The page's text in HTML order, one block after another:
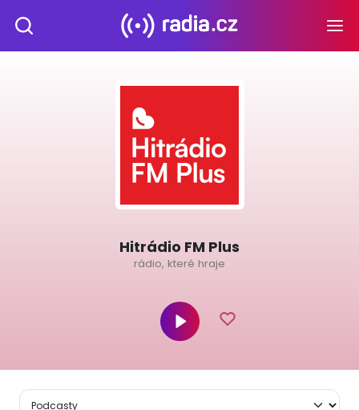
Hitrádio FM Plus
rádio, které hraje